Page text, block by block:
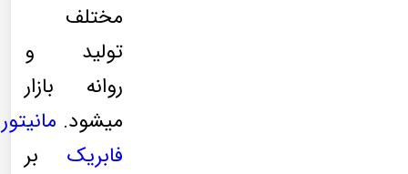
مختلف
تولید و
روانه بازار
میشود. مانیتور
فابریک بر